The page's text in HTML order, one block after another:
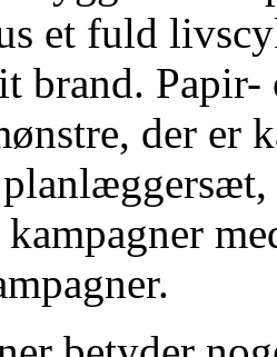
et fuld
brand.
der er